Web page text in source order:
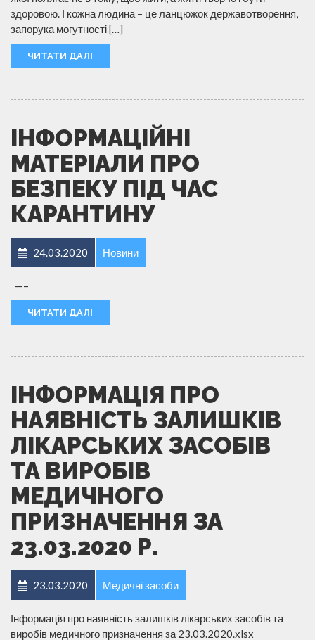
здоровою. І кожна людина – це ланцюжок державотворення,
запорука могутності […]
ЧИТАТИ ДАЛІ
ІНФОРМАЦІЙНІ
МАТЕРІАЛИ ПРО
БЕЗПЕКУ ПІД ЧАС
КАРАНТИНУ
24.03.2020 Новини
—–
ЧИТАТИ ДАЛІ
ІНФОРМАЦІЯ ПРО
НАЯВНІСТЬ ЗАЛИШКІВ
ЛІКАРСЬКИХ ЗАСОБІВ
ТА ВИРОБІВ
МЕДИЧНОГО
ПРИЗНАЧЕННЯ ЗА
23.03.2020 Р.
23.03.2020 Медичні засоби
Інформація про наявність залишків лікарських засобів та
виробів медичного призначення за 23.03.2020.xlsx